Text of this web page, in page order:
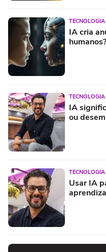
IA cria
IA
ou
Usar IA